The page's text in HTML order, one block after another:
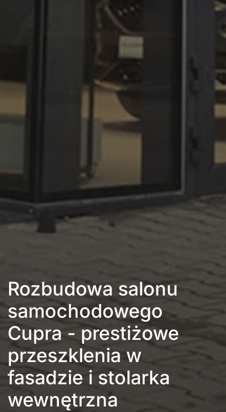
Rozbudowa salonu
samochodowego
Cupra - prestiżowe
przeszklenia w
fasadzie i stolarka
wewnętrzna